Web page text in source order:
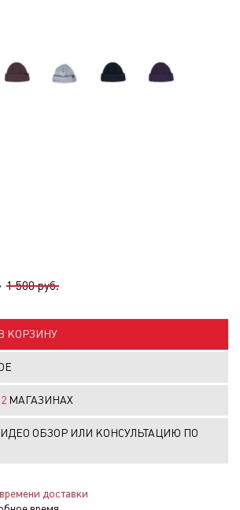
1 500 руб.
КОРЗИНУ
2 МАГАЗИНАХ
ОБЗОР ИЛИ КОНСУЛЬТАЦИЮ ПО
доставки